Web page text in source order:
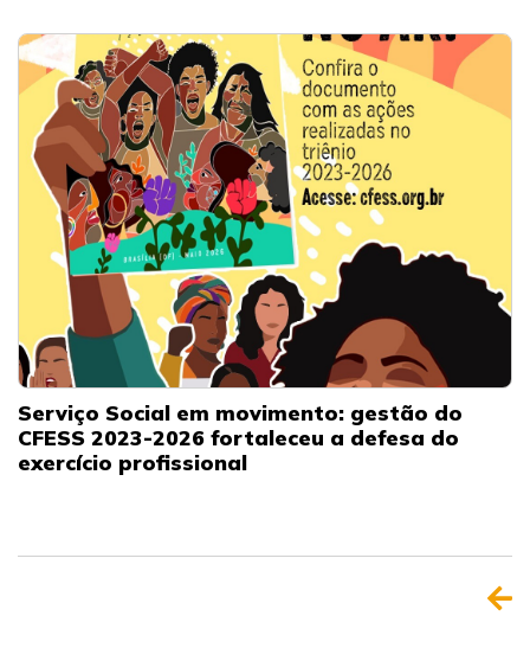
Serviço Social em movimento: gestão do
CFESS 2023-2026 fortaleceu a defesa do
exercício profissional